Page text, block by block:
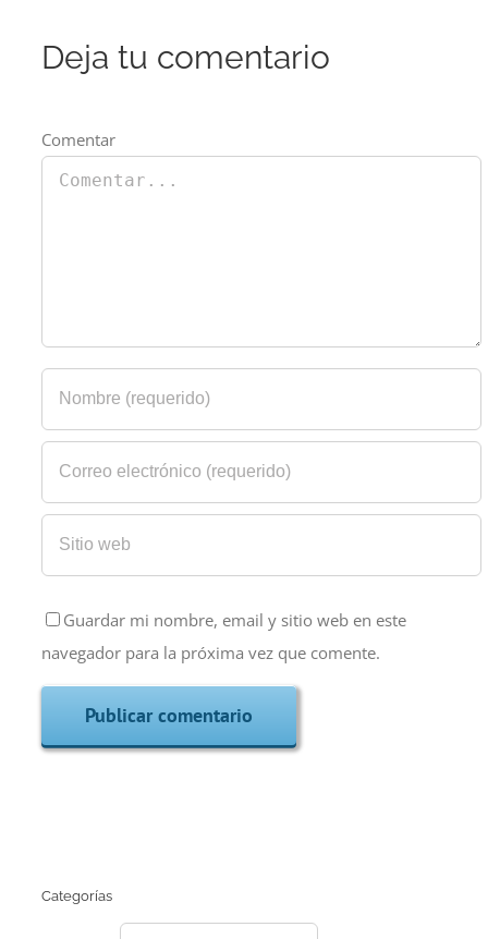
Deja tu comentario
Comentar
Guardar mi nombre, email y sitio web en este
navegador para la próxima vez que comente.
Categorías